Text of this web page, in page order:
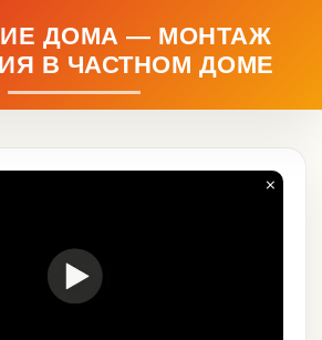
ДОМА — МОНТАЖ
В ЧАСТНОМ ДОМЕ